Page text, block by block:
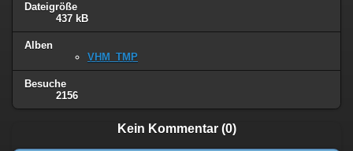
Dateigröße
437 kB
Alben
VHM_TMP
Besuche
2156
Kein Kommentar (0)